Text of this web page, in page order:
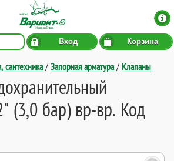
Вход Корзина
сантехника/ Запорная арматура/ Клапаны
(3,0 бар) вр-вр. Код